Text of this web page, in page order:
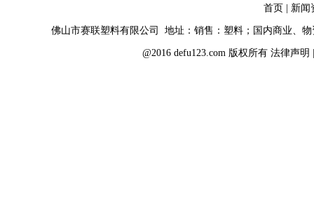
首页 新闻
佛山市赛联塑料有限公司 地址：销售：塑料；国内商业、
@2016 defu123.com 版权所有 法律声明